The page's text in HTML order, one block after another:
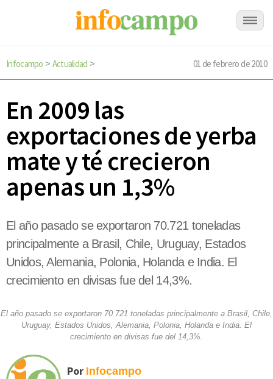
Infocampo > Actualidad > 01 de febrero de 2010
En 2009 las
exportaciones de yerba
mate y té crecieron
apenas un 1,3%
El año pasado se exportaron 70.721 toneladas
principalmente a Brasil, Chile, Uruguay, Estados
Unidos, Alemania, Polonia, Holanda e India. El
crecimiento en divisas fue del 14,3%.
El año pasado se exportaron 70.721 toneladas principalmente a Brasil, Chile,
Uruguay, Estados Unidos, Alemania, Polonia, Holanda e India. El
crecimiento en divisas fue del 14,3%.
Por Infocampo